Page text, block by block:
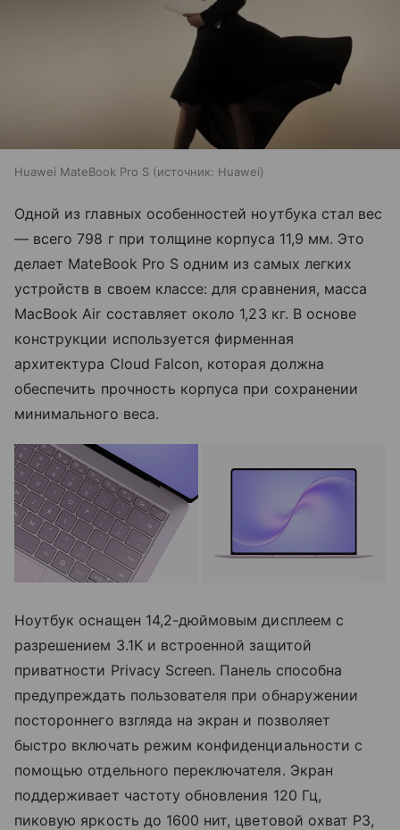
Huawei MateBook Pro S источник: Huawei
Одной из главных особенностей ноутбука стал вес
— всего 798 г при толщине корпуса 11,9 мм. Это
делает MateBook Pro S одним из самых легких
устройств в своем классе: для сравнения, масса
MacBook Air составляет около 1,23 кг. В основе
конструкции используется фирменная
архитектура Cloud Falcon, которая должна
обеспечить прочность корпуса при сохранении
минимального веса.
Ноутбук оснащен 14,2-дюймовым дисплеем с
разрешением 3.1K и встроенной защитой
приватности Privacy Screen. Панель способна
предупреждать пользователя при обнаружении
постороннего взгляда на экран и позволяет
быстро включать режим конфиденциальности с
помощью отдельного переключателя. Экран
поддерживает частоту обновления 120 Гц,
пиковую яркость до 1600 нит, цветовой охват P3,